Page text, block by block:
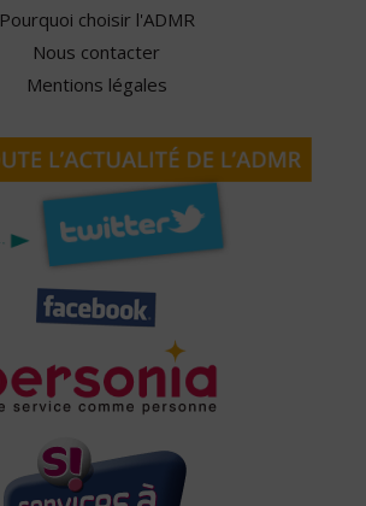
Pourquoi choisir l'ADMR
Nous contacter
Mentions légales